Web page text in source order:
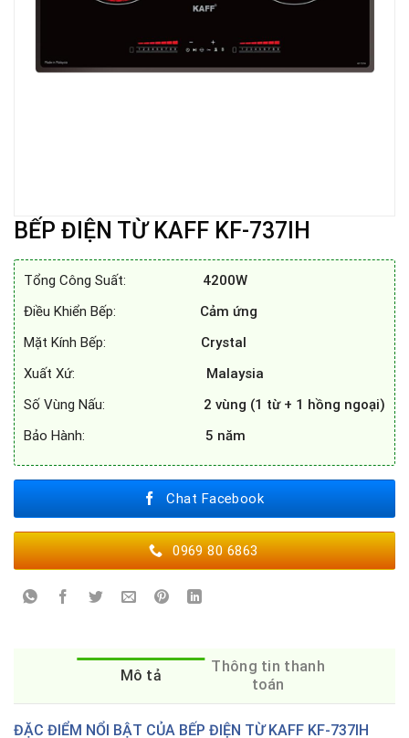
BẾP ĐIỆN TỪ KAFF KF-737IH
Tổng Công Suất:
4200W
Điều Khiển Bếp: Cảm ứng
Mặt Kính Bếp: Crystal
Xuất Xứ: Malaysia
Số Vùng Nấu: 2 vùng (1 từ + 1 hồng ngoại)
Bảo Hành: 5 năm
Chat Facebook
0969 80 6863
Mô tả
Thông tin thanh
toán
ĐẶC ĐIỂM NỔI BẬT CỦA BẾP ĐIỆN TỪ KAFF KF-737IH